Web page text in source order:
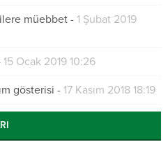
müebbet - 1 Şubat 2019
15 Ocak 2019 10:26
gösterisi - 17 Kasım 2018 18:19